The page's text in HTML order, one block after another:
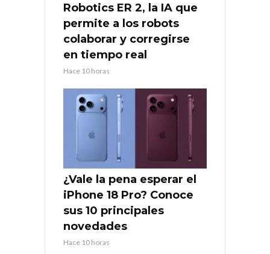
Robotics ER 2, la IA que
permite a los robots
colaborar y corregirse
en tiempo real
Hace 10 horas
¿Vale la pena esperar el
iPhone 18 Pro? Conoce
sus 10 principales
novedades
Hace 10 horas